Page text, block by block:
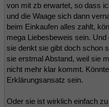
von mit zb erwartet, so dass
und die Waage sich dann
beim Einkaufen alles zahlt,
mega Liebesbeweis sein.
sie denkt sie gibt doch schon
sie erstmal Abstand, weil sie
nicht mehr klar kommt.
Erklärungsansatz sein.
Oder sie ist wirklich einfach